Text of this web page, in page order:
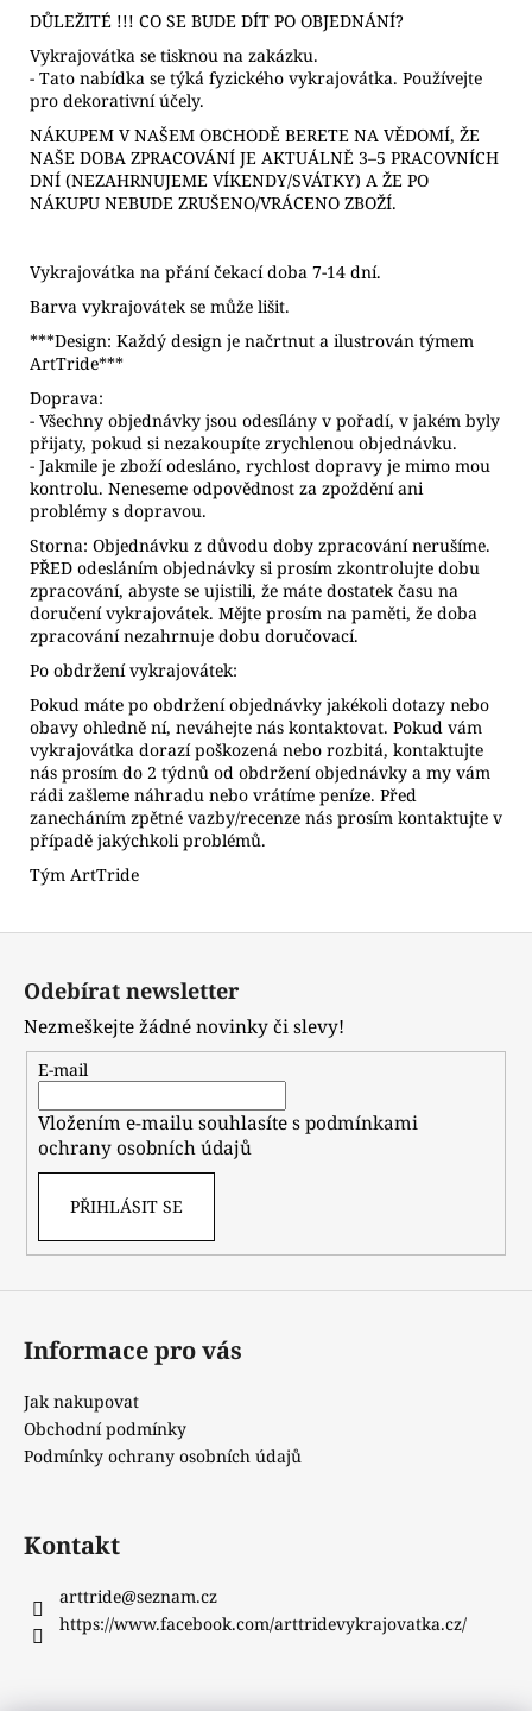
DŮLEŽITÉ !!! CO SE BUDE DÍT PO OBJEDNÁNÍ?
Vykrajovátka se tisknou na zakázku.
- Tato nabídka se týká fyzického vykrajovátka. Používejte
pro dekorativní účely.
NÁKUPEM V NAŠEM OBCHODĚ BERETE NA VĚDOMÍ, ŽE
NAŠE DOBA ZPRACOVÁNÍ JE AKTUÁLNĚ 3–5 PRACOVNÍCH
DNÍ (NEZAHRNUJEME VÍKENDY/SVÁTKY) A ŽE PO
NÁKUPU NEBUDE ZRUŠENO/VRÁCENO ZBOŽÍ.
Vykrajovátka na přání čekací doba 7-14 dní.
Barva vykrajovátek se může lišit.
***Design: Každý design je načrtnut a ilustrován týmem
ArtTride***
Doprava:
- Všechny objednávky jsou odesílány v pořadí, v jakém byly
přijaty, pokud si nezakoupíte zrychlenou objednávku.
- Jakmile je zboží odesláno, rychlost dopravy je mimo mou
kontrolu. Neneseme odpovědnost za zpoždění ani
problémy s dopravou.
Storna: Objednávku z důvodu doby zpracování nerušíme.
PŘED odesláním objednávky si prosím zkontrolujte dobu
zpracování, abyste se ujistili, že máte dostatek času na
doručení vykrajovátek. Mějte prosím na paměti, že doba
zpracování nezahrnuje dobu doručovací.
Po obdržení vykrajovátek:
Pokud máte po obdržení objednávky jakékoli dotazy nebo
obavy ohledně ní, neváhejte nás kontaktovat. Pokud vám
vykrajovátka dorazí poškozená nebo rozbitá, kontaktujte
nás prosím do 2 týdnů od obdržení objednávky a my vám
rádi zašleme náhradu nebo vrátíme peníze. Před
zanecháním zpětné vazby/recenze nás prosím kontaktujte v
případě jakýchkoli problémů.
Tým ArtTride
Odebírat newsletter
Nezmeškejte žádné novinky či slevy!
E-mail
Vložením e-mailu souhlasíte spodmínkami
ochrany osobních údajů
PŘIHLÁSIT SE
Informace pro vás
Jak nakupovat
Obchodní podmínky
Podmínky ochrany osobních údajů
Kontakt
arttride@seznam.cz
https://www.facebook.com/arttridevykrajovatka.cz/